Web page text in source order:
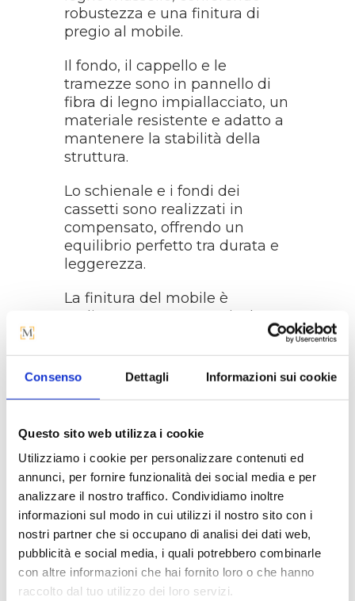
Consenso Dettagli Informazioni sui cookie
Questo sito web utilizza i cookie
Utilizziamo i cookie per personalizzare contenuti ed
annunci, per fornire funzionalità dei social media e per
analizzare il nostro traffico. Condividiamo inoltre
informazioni sul modo in cui utilizzi il nostro sito con i
nostri partner che si occupano di analisi dei dati web,
pubblicità e social media, i quali potrebbero combinarle
con altre informazioni che hai fornito loro o che hanno
raccolto dal tuo utilizzo dei loro servizi.
robustezza e una finitura di
pregio al mobile.
Il fondo, il cappello e le
tramezze sono in pannello di
fibra di legno impiallacciato, un
materiale resistente e adatto a
mantenere la stabilità della
struttura.
Lo schienale e i fondi dei
cassetti sono realizzati in
compensato, offrendo un
equilibrio perfetto tra durata e
leggerezza.
La finitura del mobile è
realizzata con una particolare
laccatura artigianale in avorio
antico, oltre ad essere
arricchito da ornamenti
realizzati a mano in ocra
Le superfici sono cerate a
mano, una tecnica che non
solo migliora l’aspetto estetico,
ma offre anche una protezione
extra al legno, rendendolo più
resistente nel tempo.
MISURE: